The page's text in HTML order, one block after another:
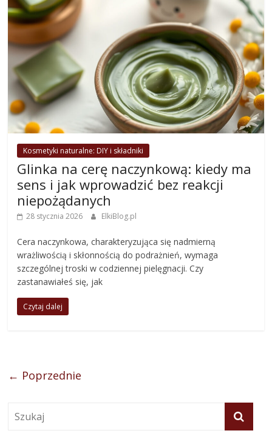
Kosmetyki naturalne: DIY i składniki
Glinka na cerę naczynkową: kiedy ma
sens i jak wprowadzić bez reakcji
niepożądanych
28 stycznia 2026 ElkiBlog.pl
Cera naczynkowa, charakteryzująca się nadmierną
wrażliwością i skłonnością do podrażnień, wymaga
szczególnej troski w codziennej pielęgnacji. Czy
zastanawiałeś się, jak
Czytaj dalej
← Poprzednie